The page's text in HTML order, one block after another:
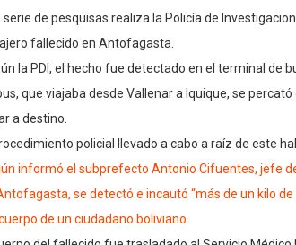
serie de pesquisas realiza la Policía de
fallecido en Antofagasta.
la PDI, el hecho fue detectado en el terminal de
que viajaba desde Vallenar a Iquique, se
a destino.
policial llevado a cabo a raíz de este
informó el subprefecto Antonio Cifuentes, jefe
se detectó e incautó “más de un kilo
de un ciudadano boliviano.